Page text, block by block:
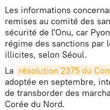
Les informations
remises au comité des
sécurité de l'Onu, car
régime des sanctions par
illicites, selon Séoul.
La résolution 2375 du
adoptée en septembre,
de transborder des
Corée du Nord.